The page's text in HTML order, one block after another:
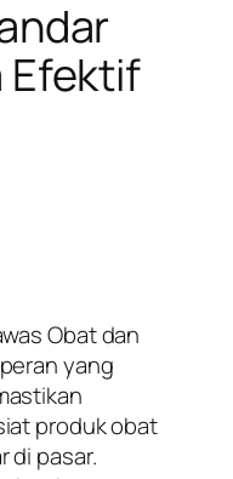
Efektif
Obat dan
yang
produk obat
di pasar.